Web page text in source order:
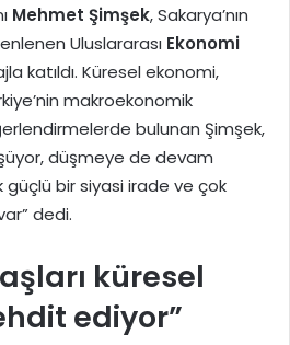
Mehmet Şimşek, Sakarya’nın
Uluslararası Ekonomi
katıldı. Küresel ekonomi,
makroekonomik
bulunan Şimşek,
düşmeye de devam
bir siyasi irade ve çok
dedi.
küresel
ediyor”